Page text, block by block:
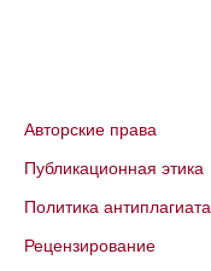
Авторские права
Публикационная этика
Политика антиплагиата
Рецензирование